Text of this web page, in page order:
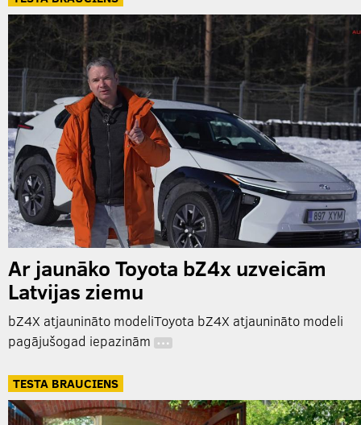
Ar jaunāko Toyota bZ4x uzveicām
Latvijas ziemu
bZ4X atjaunināto modeliToyota bZ4X atjaunināto modeli
pagājušogad iepazinām …
TESTA BRAUCIENS